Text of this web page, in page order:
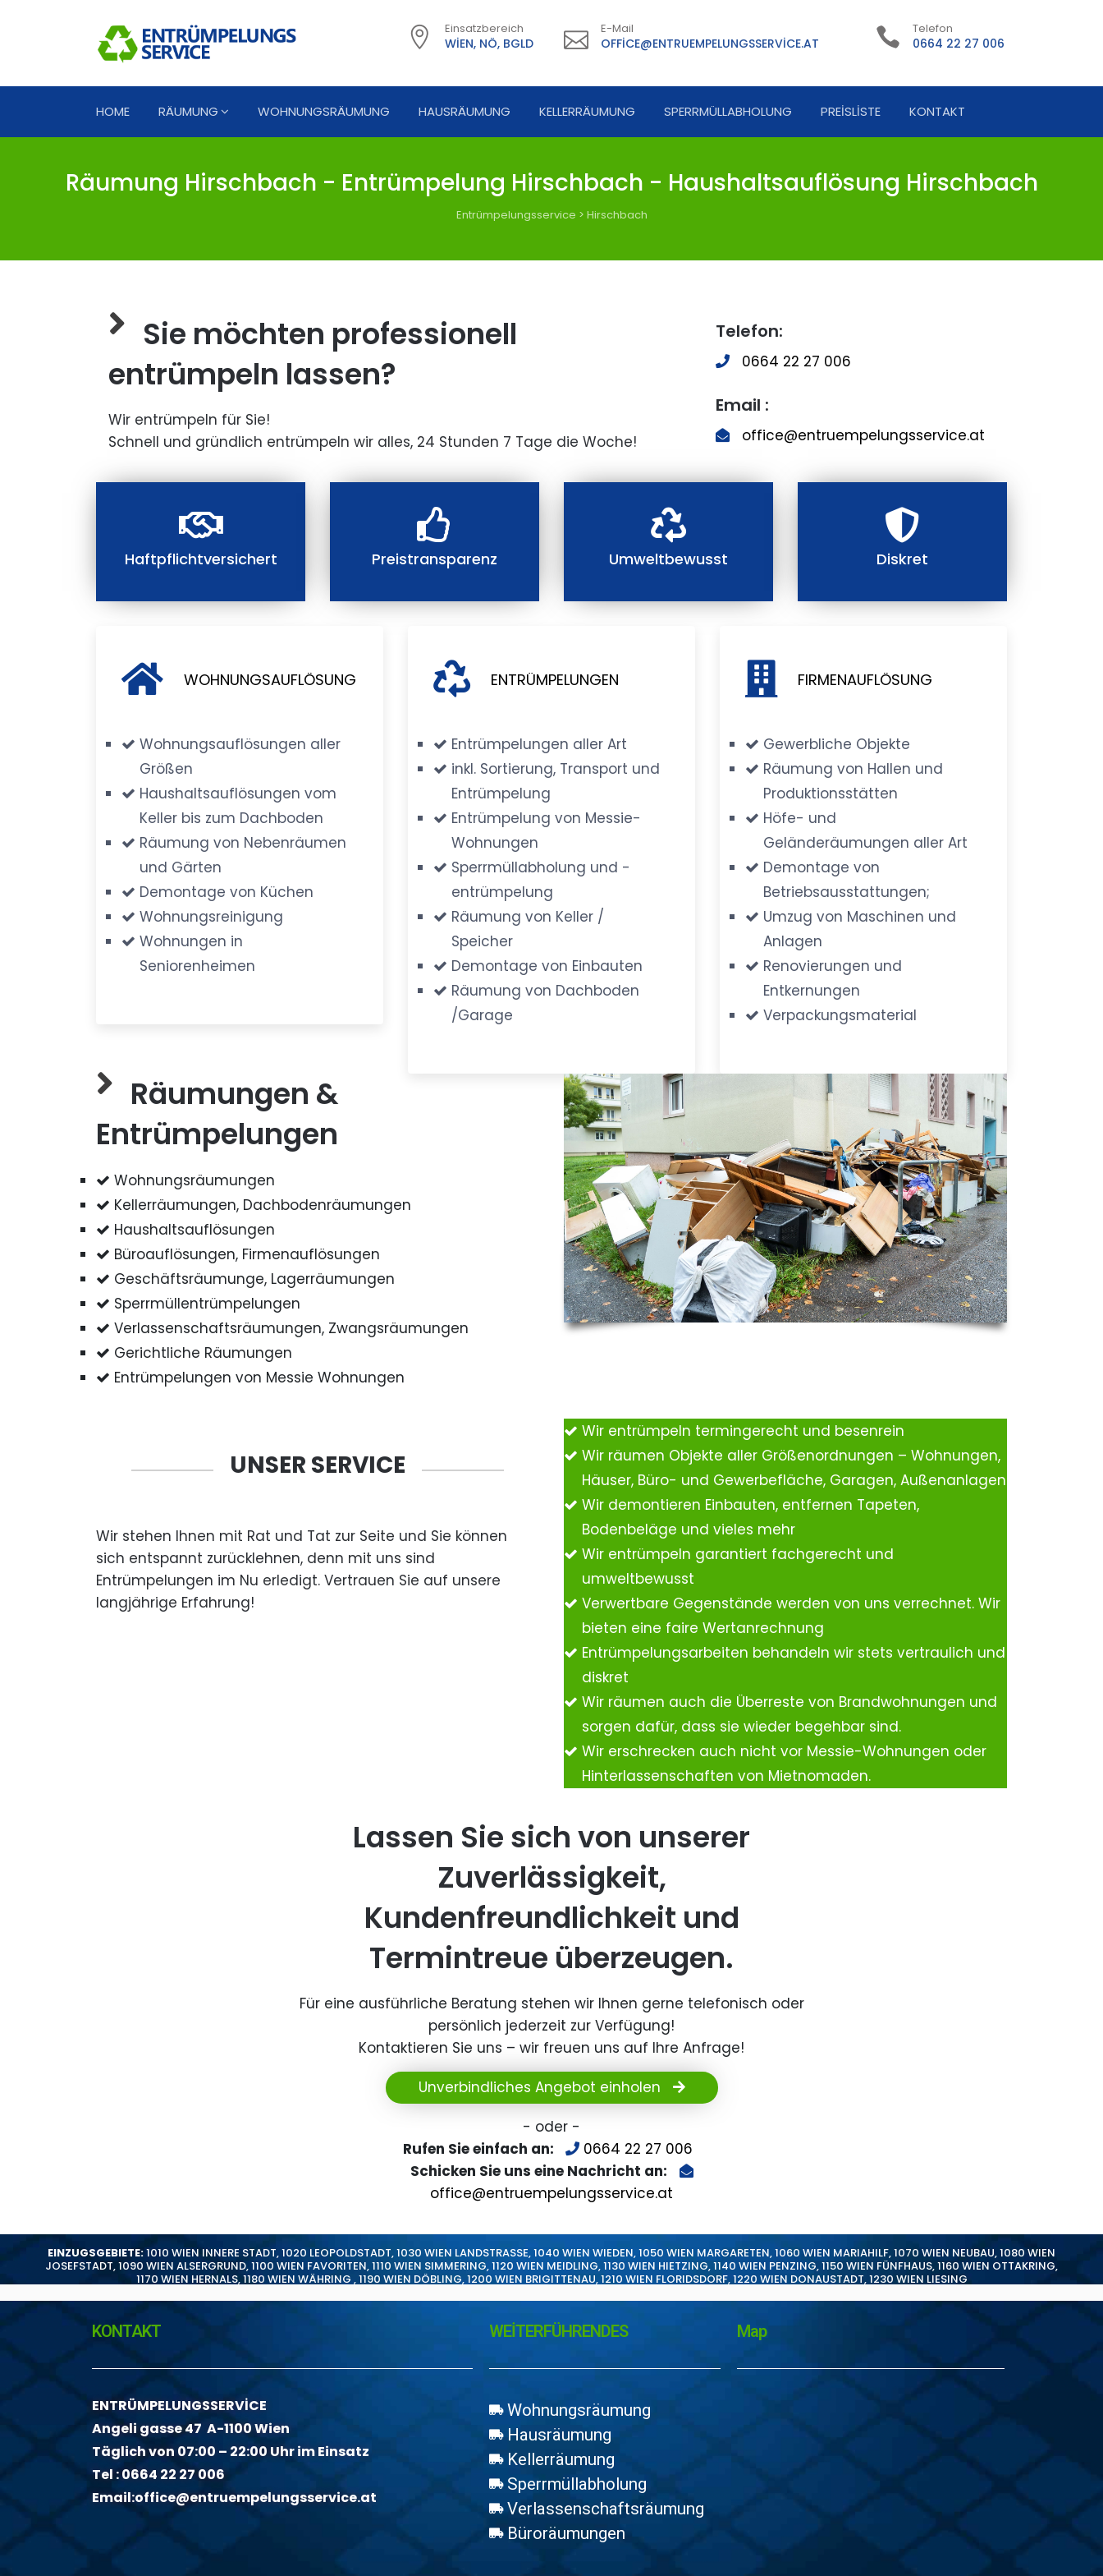
Einsatzbereich
WIEN, NÖ, BGLD
E-Mail
OFFICE@ENTRUEMPELUNGSSERVICE.AT
Telefon
0664 22 27 006
HOME RÄUMUNG WOHNUNGSRÄUMUNG HAUSRÄUMUNG KELLERRÄUMUNG SPERRMÜLLABHOLUNG PREISLISTE KONTAKT
Räumung Hirschbach - Entrümpelung Hirschbach - Haushaltsauflösung Hirschbach
Entrümpelungsservice > Hirschbach
Sie möchten professionell
entrümpeln lassen?
Wir entrümpeln für Sie!
Schnell und gründlich entrümpeln wir alles, 24 Stunden 7 Tage die Woche!
Telefon:
0664 22 27 006
Email :
office@entruempelungsservice.at
Haftpflichtversichert Preistransparenz Umweltbewusst Diskret
WOHNUNGSAUFLÖSUNG
Wohnungsauflösungen aller
Größen
Haushaltsauflösungen vom
Keller bis zum Dachboden
Räumung von Nebenräumen
und Gärten
Demontage von Küchen
Wohnungsreinigung
Wohnungen in
Seniorenheimen
ENTRÜMPELUNGEN
Entrümpelungen aller Art
inkl. Sortierung, Transport und
Entrümpelung
Entrümpelung von Messie-
Wohnungen
Sperrmüllabholung und -
entrümpelung
Räumung von Keller /
Speicher
Demontage von Einbauten
Räumung von Dachboden
/Garage
FIRMENAUFLÖSUNG
Gewerbliche Objekte
Räumung von Hallen und
Produktionsstätten
Höfe- und
Geländeräumungen aller Art
Demontage von
Betriebsausstattungen;
Umzug von Maschinen und
Anlagen
Renovierungen und
Entkernungen
Verpackungsmaterial
Räumungen &
Entrümpelungen
Wohnungsräumungen
Kellerräumungen, Dachbodenräumungen
Haushaltsauflösungen
Büroauflösungen, Firmenauflösungen
Geschäftsräumunge, Lagerräumungen
Sperrmüllentrümpelungen
Verlassenschaftsräumungen, Zwangsräumungen
Gerichtliche Räumungen
Entrümpelungen von Messie Wohnungen
UNSER SERVICE
Wir stehen Ihnen mit Rat und Tat zur Seite und Sie können
sich entspannt zurücklehnen, denn mit uns sind
Entrümpelungen im Nu erledigt. Vertrauen Sie auf unsere
langjährige Erfahrung!
Wir entrümpeln termingerecht und besenrein
Wir räumen Objekte aller Größenordnungen – Wohnungen,
Häuser, Büro- und Gewerbefläche, Garagen, Außenanlagen
Wir demontieren Einbauten, entfernen Tapeten,
Bodenbeläge und vieles mehr
Wir entrümpeln garantiert fachgerecht und
umweltbewusst
Verwertbare Gegenstände werden von uns verrechnet. Wir
bieten eine faire Wertanrechnung
Entrümpelungsarbeiten behandeln wir stets vertraulich und
diskret
Wir räumen auch die Überreste von Brandwohnungen und
sorgen dafür, dass sie wieder begehbar sind.
Wir erschrecken auch nicht vor Messie-Wohnungen oder
Hinterlassenschaften von Mietnomaden.
Lassen Sie sich von unserer
Zuverlässigkeit,
Kundenfreundlichkeit und
Termintreue überzeugen.
Für eine ausführliche Beratung stehen wir Ihnen gerne telefonisch oder
persönlich jederzeit zur Verfügung!
Kontaktieren Sie uns – wir freuen uns auf Ihre Anfrage!
Unverbindliches Angebot einholen
- oder -
Rufen Sie einfach an:
0664 22 27 006
Schicken Sie uns eine Nachricht an:
office@entruempelungsservice.at
EINZUGSGEBIETE:1010 WIEN INNERE STADT,1020 LEOPOLDSTADT,1030 WIEN LANDSTRASSE,1040 WIEN WIEDEN,1050 WIEN MARGARETEN,1060 WIEN MARIAHILF,1070 WIEN NEUBAU,1080 WIEN
JOSEFSTADT,1090 WIEN ALSERGRUND,1100 WIEN FAVORITEN,1110 WIEN SIMMERING,1120 WIEN MEIDLING,1130 WIEN HIETZING,1140 WIEN PENZING,1150 WIEN FÜNFHAUS,1160 WIEN OTTAKRING,
1170 WIEN HERNALS,1180 WIEN WÄHRING ,1190 WIEN DÖBLING,1200 WIEN BRIGITTENAU,1210 WIEN FLORIDSDORF,1220 WIEN DONAUSTADT,1230 WIEN LIESING
KONTAKT
ENTRÜMPELUNGSSERVİCE
Angeli gasse 47 A-1100 Wien
Täglich von 07:00 – 22:00 Uhr im Einsatz
Tel :0664 22 27 006
Email:office@entruempelungsservice.at
WEİTERFÜHRENDES
Wohnungsräumung
Hausräumung
Kellerräumung
Sperrmüllabholung
Verlassenschaftsräumung
Büroräumungen
Map